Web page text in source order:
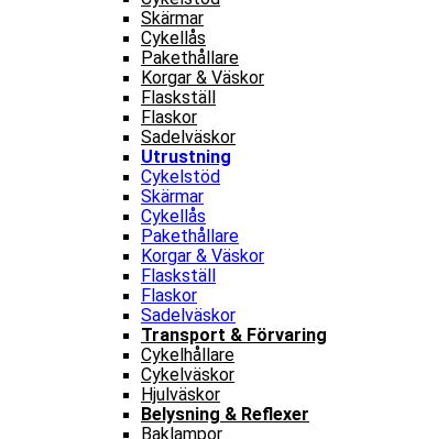
Skärmar
Cykellås
Pakethållare
Korgar & Väskor
Flaskställ
Flaskor
Sadelväskor
Utrustning
Cykelstöd
Skärmar
Cykellås
Pakethållare
Korgar & Väskor
Flaskställ
Flaskor
Sadelväskor
Transport & Förvaring
Cykelhållare
Cykelväskor
Hjulväskor
Belysning & Reflexer
Baklampor